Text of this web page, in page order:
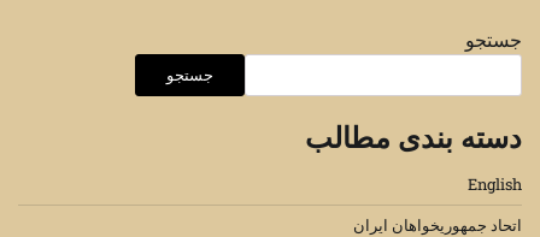
جستجو
جستجو
دسته بندی مطالب
English
اتحاد جمهوریخواهان ایران